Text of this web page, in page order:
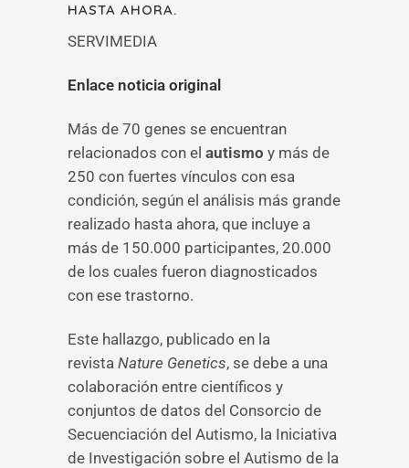
HASTA AHORA.
SERVIMEDIA
Enlace noticia original
Más de 70 genes se encuentran
relacionados con el autismo y más de
250 con fuertes vínculos con esa
condición, según el análisis más grande
realizado hasta ahora, que incluye a
más de 150.000 participantes, 20.000
de los cuales fueron diagnosticados
con ese trastorno.
Este hallazgo, publicado en la
revista Nature Genetics, se debe a una
colaboración entre científicos y
conjuntos de datos del Consorcio de
Secuenciación del Autismo, la Iniciativa
de Investigación sobre el Autismo de la